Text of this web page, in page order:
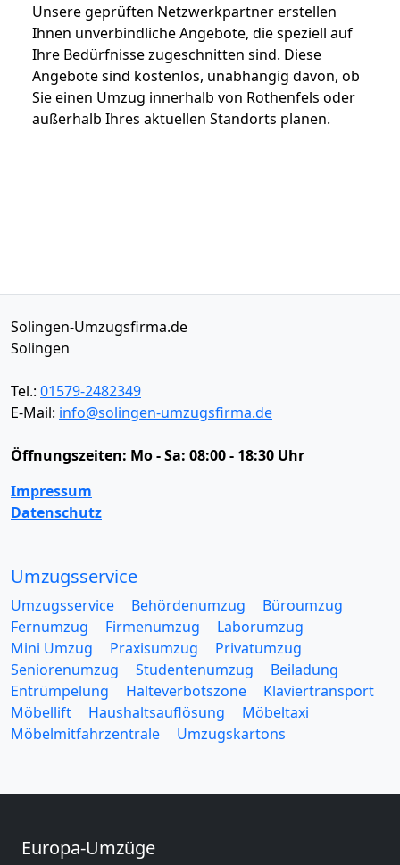
Unsere geprüften Netzwerkpartner erstellen
Ihnen unverbindliche Angebote, die speziell auf
Ihre Bedürfnisse zugeschnitten sind. Diese
Angebote sind kostenlos, unabhängig davon, ob
Sie einen Umzug innerhalb von Rothenfels oder
außerhalb Ihres aktuellen Standorts planen.
Solingen-Umzugsfirma.de
Solingen
Tel.: 01579-2482349
E-Mail: info@solingen-umzugsfirma.de
Öffnungszeiten: Mo - Sa: 08:00 - 18:30 Uhr
Impressum
Datenschutz
Umzugsservice
Umzugsservice Behördenumzug
Büroumzug
Fernumzug
Firmenumzug
Laborumzug
Mini Umzug
Praxisumzug
Privatumzug
Seniorenumzug
Studentenumzug
Beiladung
Entrümpelung
Halteverbotszone
Klaviertransport
Möbellift
Haushaltsauflösung
Möbeltaxi
Möbelmitfahrzentrale
Umzugskartons
Europa-Umzüge